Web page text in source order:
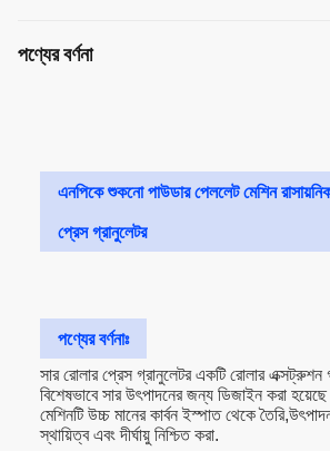
পণ্যের বর্ণনা
এনপিকে শুকনো পাউডার পেললেট মেশিন
প্রেস গ্রানুলেটর
পণ্যের বর্ণনাঃ
সার রোলার প্রেস গ্রানুলেটর একটি রোলার এক্সট্রুশন
বিশেষভাবে সার উৎপাদনের জন্য ডিজাইন করা
মেশিনটি উচ্চ মানের কার্বন ইস্পাত থেকে
স্থায়িত্ব এবং দীর্ঘায়ু নিশ্চিত করা.